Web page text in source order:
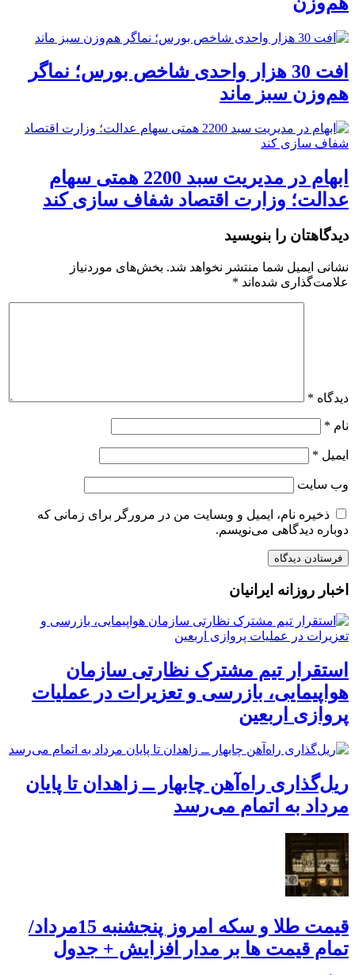
افت 30 هزار واحدی شاخص بورس؛ نماگر
هم‌وزن سبز ماند
ابهام در مدیریت سبد 2200 همتی سهام
عدالت؛ وزارت اقتصاد شفاف سازی کند
دیدگاهتان را بنویسید
نشانی ایمیل شما منتشر نخواهد شد. بخش‌های موردنیاز
علامت‌گذاری شده‌اند *
دیدگاه *
نام *
ایمیل *
وب‌ سایت
ذخیره نام، ایمیل و وبسایت من در مرورگر برای زمانی که
دوباره دیدگاهی می‌نویسم.
اخبار روزانه ایرانیان
استقرار تیم مشترک نظارتی سازمان
هواپیمایی، بازرسی و تعزیرات در عملیات
پروازی اربعین
ریل‌گذاری راه‌آهن چابهار ــ زاهدان تا پایان
مرداد به اتمام می‌رسد
قیمت طلا و سکه امروز پنجشنبه 15مرداد/
تمام قیمت ها بر مدار افزایش + جدول